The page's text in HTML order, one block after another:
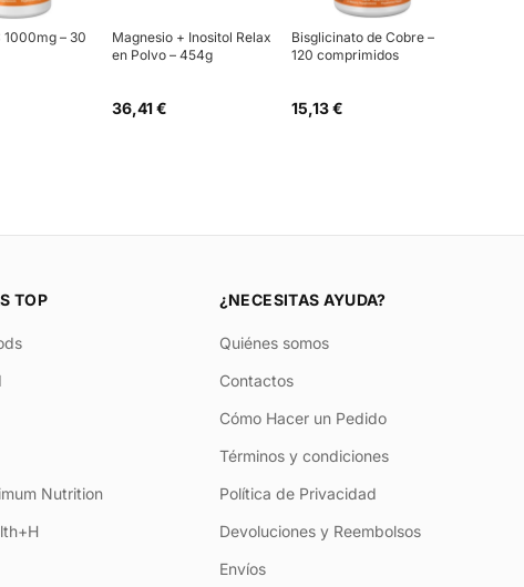
1000mg – 30
Magnesio + Inositol Relax
en Polvo – 454g
36,41 €
Bisglicinato de Cobre –
120 comprimidos
15,13 €
TOP
Nutrition
¿NECESITAS AYUDA?
Quiénes somos
Contactos
Cómo Hacer un Pedido
Términos y condiciones
Política de Privacidad
Devoluciones y Reembolsos
Envíos